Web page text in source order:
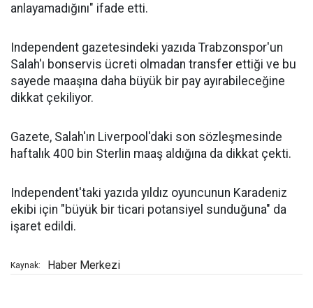
anlayamadığını" ifade etti.
Independent gazetesindeki yazıda Trabzonspor'un
Salah'ı bonservis ücreti olmadan transfer ettiği ve bu
sayede maaşına daha büyük bir pay ayırabileceğine
dikkat çekiliyor.
Gazete, Salah'ın Liverpool'daki son sözleşmesinde
haftalık 400 bin Sterlin maaş aldığına da dikkat çekti.
Independent'taki yazıda yıldız oyuncunun Karadeniz
ekibi için "büyük bir ticari potansiyel sunduğuna" da
işaret edildi.
Kaynak: Haber Merkezi